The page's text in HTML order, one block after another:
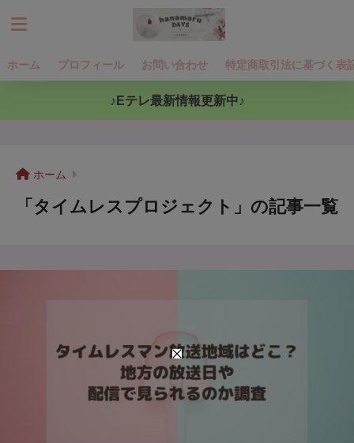
ホーム プロフィール お問い合わせ 特定商取引法に基づく表
♪Eテレ最新情報更新中♪
ホーム
「タイムレスプロジェクト」の記事一覧